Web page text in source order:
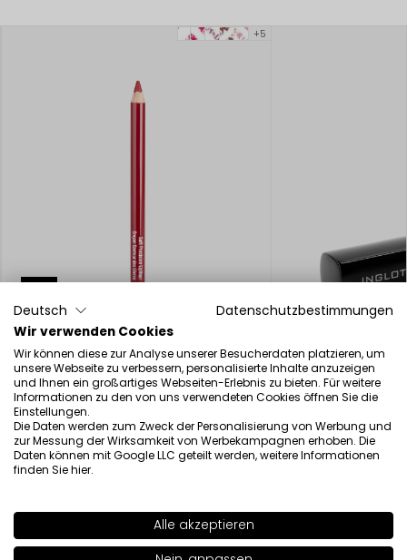
SHADE 16 >
+5
-75%
Soft Precision Lipliner
12.50€3.13€
Lippenstift Matte
19.00€
Schönheit inspiriert von Wissenschaft
Deutsch
Datenschutzbestimmungen
Wir verwenden Cookies
Wir können diese zur Analyse unserer Besucherdaten platzieren, um
unsere Webseite zu verbessern, personalisierte Inhalte anzuzeigen
und Ihnen ein großartiges Webseiten-Erlebnis zu bieten. Für weitere
Informationen zu den von uns verwendeten Cookies öffnen Sie die
Einstellungen.
Die Daten werden zum Zweck der Personalisierung von Werbung und
zur Messung der Wirksamkeit von Werbekampagnen erhoben. Die
Daten können mit Google LLC geteilt werden, weitere Informationen
finden Siehier.
Alle akzeptieren